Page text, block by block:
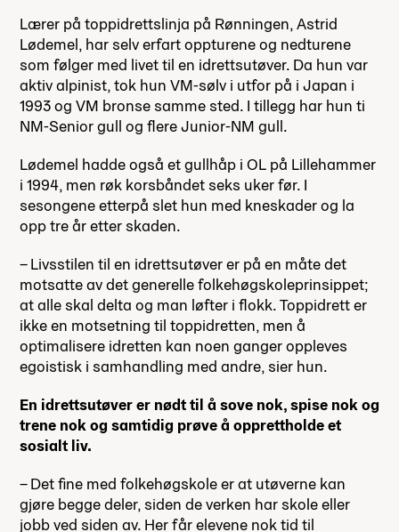
Lærer på toppidrettslinja på Rønningen, Astrid
Lødemel, har selv erfart oppturene og nedturene
som følger med livet til en idrettsutøver. Da hun var
aktiv alpinist, tok hun VM-sølv i utfor på i Japan i
1993 og VM bronse samme sted. I tillegg har hun ti
NM-Senior gull og flere Junior-NM gull.
Lødemel hadde også et gullhåp i OL på Lillehammer
i 1994, men røk korsbåndet seks uker før. I
sesongene etterpå slet hun med kneskader og la
opp tre år etter skaden.
– Livsstilen til en idrettsutøver er på en måte det
motsatte av det generelle folkehøgskoleprinsippet;
at alle skal delta og man løfter i flokk. Toppidrett er
ikke en motsetning til toppidretten, men å
optimalisere idretten kan noen ganger oppleves
egoistisk i samhandling med andre, sier hun.
En idrettsutøver er nødt til å sove nok, spise nok og
trene nok og samtidig prøve å opprettholde et
sosialt liv.
– Det fine med folkehøgskole er at utøverne kan
gjøre begge deler, siden de verken har skole eller
jobb ved siden av. Her får elevene nok tid til